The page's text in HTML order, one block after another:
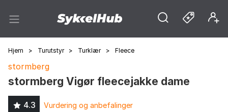
Hjem > Turutstyr > Turklær > Fleece
stormberg
stormberg Vigør fleecejakke dame
4.3 Vurdering og anbefalinger